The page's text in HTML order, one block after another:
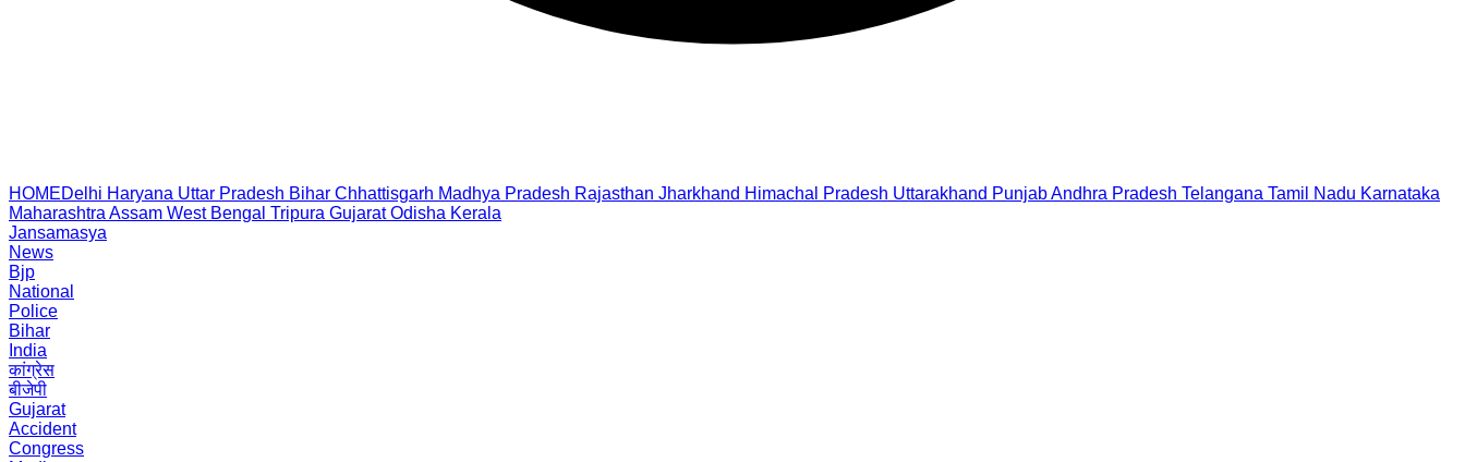
HOMEDelhi Haryana Uttar Pradesh Bihar Chhattisgarh Madhya Pradesh Rajasthan Jharkhand Himachal Pradesh Uttarakhand PunjabAndhra Pradesh Telangana Tamil Nadu Karnataka
Maharashtra Assam West Bengal Tripura Gujarat Odisha Kerala
Jansamasya
News
Bjp
National
Police
Bihar
India
कांग्रेस
बीजेपी
Gujarat
Accident
Congress